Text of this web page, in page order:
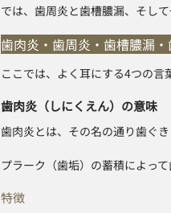
では、歯周炎と歯槽膿漏、そし
歯肉炎・歯周炎・歯槽膿漏
ここでは、よく耳にする4つの言
歯肉炎（しにくえん）の意味
歯肉炎とは、その名の通り歯ぐ
プラーク（歯垢）の蓄積によっ
特徴